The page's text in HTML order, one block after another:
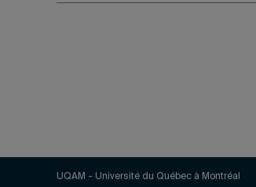
UQAM - Université du Québec à Montréal